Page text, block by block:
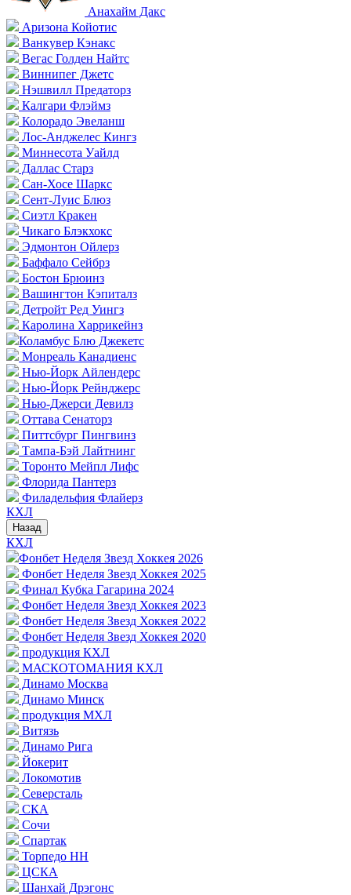
Анахайм Дакс
Аризона Койотис
Ванкувер Кэнакс
Вегас Голден Найтс
Виннипег Джетс
Нэшвилл Предаторз
Калгари Флэймз
Колорадо Эвеланш
Лос-Анджелес Кингз
Миннесота Уайлд
Даллас Старз
Сан-Хосе Шаркс
Сент-Луис Блюз
Сиэтл Кракен
Чикаго Блэкхокс
Эдмонтон Ойлерз
Баффало Сейбрз
Бостон Брюинз
Вашингтон Кэпиталз
Детройт Ред Уингз
Каролина Харрикейнз
Коламбус Блю Джекетс
Монреаль Канадиенс
Нью-Йорк Айлендерс
Нью-Йорк Рейнджерс
Нью-Джерси Девилз
Оттава Сенаторз
Питтсбург Пингвинз
Тампа-Бэй Лайтнинг
Торонто Мейпл Лифс
Флорида Пантерз
Филадельфия Флайерз
КХЛ
Назад
КХЛ
Фонбет Неделя Звезд Хоккея 2026
Фонбет Неделя Звезд Хоккея 2025
Финал Кубка Гагарина 2024
Фонбет Неделя Звезд Хоккея 2023
Фонбет Неделя Звезд Хоккея 2022
Фонбет Неделя Звезд Хоккея 2020
продукция КХЛ
МАСКОТОМАНИЯ КХЛ
Динамо Москва
Динамо Минск
продукция МХЛ
Витязь
Динамо Рига
Йокерит
Локомотив
Северсталь
СКА
Сочи
Спартак
Торпедо НН
ЦСКА
Шанхай Дрэгонс